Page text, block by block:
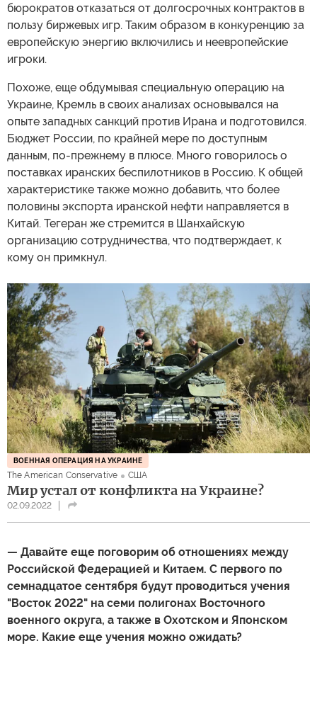
бюрократов отказаться от долгосрочных контрактов в
пользу биржевых игр. Таким образом в конкуренцию за
европейскую энергию включились и неевропейские
игроки.
Похоже, еще обдумывая специальную операцию на
Украине, Кремль в своих анализах основывался на
опыте западных санкций против Ирана и подготовился.
Бюджет России, по крайней мере по доступным
данным, по-прежнему в плюсе. Много говорилось о
поставках иранских беспилотников в Россию. К общей
характеристике также можно добавить, что более
половины экспорта иранской нефти направляется в
Китай. Тегеран же стремится в Шанхайскую
организацию сотрудничества, что подтверждает, к
кому он примкнул.
ВОЕННАЯ ОПЕРАЦИЯ НА УКРАИНЕ
The American Conservative США
Мир устал от конфликта на Украине?
02.09.2022
— Давайте еще поговорим об отношениях между
Российской Федерацией и Китаем. С первого по
семнадцатое сентября будут проводиться учения
"Восток 2022" на семи полигонах Восточного
военного округа, а также в Охотском и Японском
море. Какие еще учения можно ожидать?